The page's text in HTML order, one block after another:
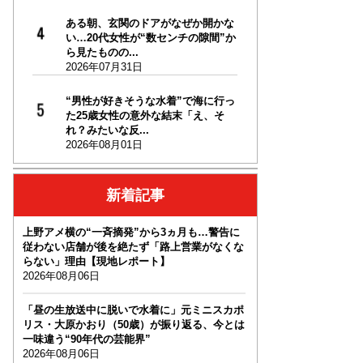
ある朝、玄関のドアがなぜか開かな
い…20代女性が“数センチの隙間”か
ら見たものの...
2026年07月31日
“男性が好きそうな水着”で海に行っ
た25歳女性の意外な結末「え、そ
れ？みたいな反...
2026年08月01日
新着記事
上野アメ横の“一斉摘発”から3ヵ月も…警告に
従わない店舗が後を絶たず「路上営業がなくな
らない」理由【現地レポート】
2026年08月06日
「昼の生放送中に脱いで水着に」元ミニスカポ
リス・大原かおり（50歳）が振り返る、今とは
一味違う“90年代の芸能界”
2026年08月06日